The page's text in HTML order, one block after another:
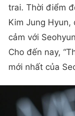
trai. Thời điểm
Kim Jung Hyun,
cảm với
Cho đến nay,
mới nhất của